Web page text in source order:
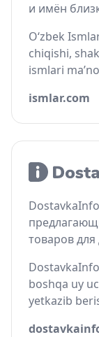
и имён
O‘zbek
chiqishi,
ismlari
ismlar.com
товаров
boshqa uy
yetkazib